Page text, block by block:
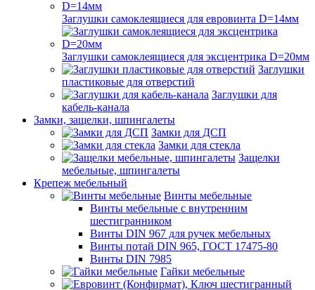
Заглушки самоклеящиеся для евровинта D=14мм
Заглушки самоклеящиеся для эксцентрика D=20мм
Заглушки
пластиковые для отверстий
Заглушки для
кабель-канала
Замки, защелки, шпингалеты
Замки для ДСП
Замки для стекла
Защелки
мебельные, шпингалеты
Крепеж мебельный
Винты мебельные
Винты мебельные с внутренним
шестигранником
Винты DIN 967 для ручек мебельных
Винты потай DIN 965, ГОСТ 17475-80
Винты DIN 7985
Гайки мебельные